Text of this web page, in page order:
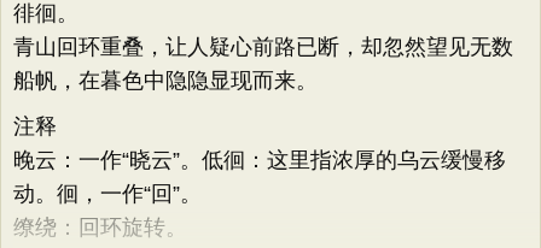
徘徊。
青山回环重叠，让人疑心前路已断，却忽然望见无数
船帆，在暮色中隐隐显现而来。
注释
晚云：一作“晓云”。低徊：这里指浓厚的乌云缓慢移
动。徊，一作“回”。
缭绕：回环旋转。